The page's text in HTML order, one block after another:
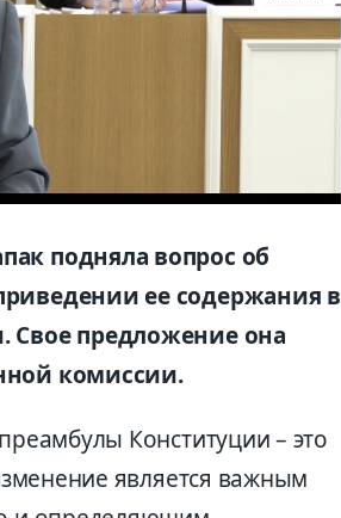
подняла вопрос об
ее содержания в
Своепредложение она
комиссии.
Конституции – это
является важным